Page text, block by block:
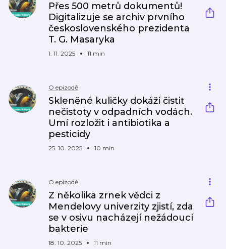
Přes 500 metrů dokumentů!
Digitalizuje se archiv prvního
československého prezidenta
T. G. Masaryka
1. 11. 2025 11 min
O epizodě
Skleněné kuličky dokáží čistit
nečistoty v odpadních vodách.
Umí rozložit i antibiotika a
pesticidy
25. 10. 2025 10 min
O epizodě
Z několika zrnek vědci z
Mendelovy univerzity zjistí, zda
se v osivu nacházejí nežádoucí
bakterie
18. 10. 2025 11 min